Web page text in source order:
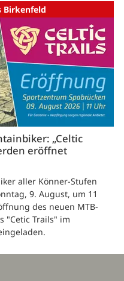
Birkenfeld
„Celtic
eröffnet
aller Könner-Stufen
9. August, um 11
des neuen MTB-
"Cetic Trails" im